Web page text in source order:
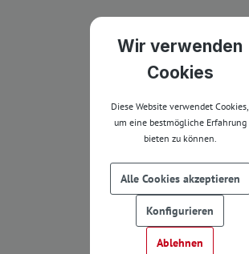
Wir verwenden
Cookies
Diese Website verwendet Cookies,
um eine bestmögliche Erfahrung
bieten zu können.
Alle Cookies akzeptieren
Konfigurieren
Ablehnen